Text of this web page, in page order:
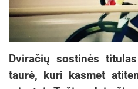
Dviračių sostinės
taurė, kuri kasmet